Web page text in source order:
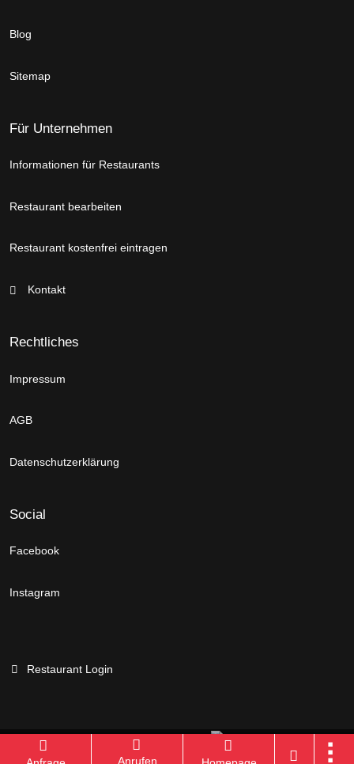
Anrufen
Blog
Sitemap
Für Unternehmen
Informationen für Restaurants
Restaurant bearbeiten
Restaurant kostenfrei eintragen
Kontakt
Rechtliches
Impressum
AGB
Datenschutzerklärung
Social
Facebook
Instagram
Restaurant Login
Branchenportal Software made in Germany